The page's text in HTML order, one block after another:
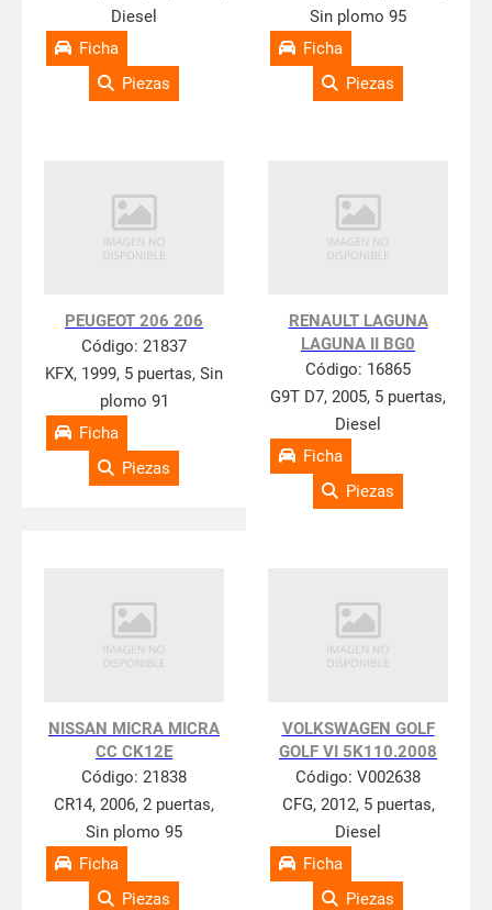
Diesel
Ficha
Piezas
Sin plomo 95
Ficha
Piezas
PEUGEOT 206 206
Código: 21837
KFX, 1999, 5 puertas, Sin
plomo 91
Ficha
Piezas
RENAULT LAGUNA
LAGUNA II BG0
Código: 16865
G9T D7, 2005, 5 puertas,
Diesel
Ficha
Piezas
NISSAN MICRA MICRA
CC CK12E
Código: 21838
CR14, 2006, 2 puertas,
Sin plomo 95
Ficha
Piezas
VOLKSWAGEN GOLF
GOLF VI 5K110.2008
Código: V002638
CFG, 2012, 5 puertas,
Diesel
Ficha
Piezas